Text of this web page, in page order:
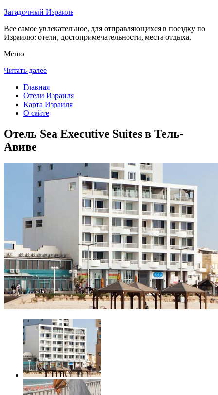
Загадочный Израиль
Все самое увлекательное, для отправляющихся в поездку по
Израилю: отели, достопримечательности, места отдыха.
Меню
Читать далее
Главная
Отели Израиля
Карта Израиля
О сайте
Отель Sea Executive Suites в Тель-
Авиве